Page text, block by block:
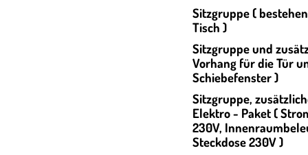
Sitzgruppe (
Tisch )
Sitzgruppe und
Vorhang für die Tür
Schiebefenster )
Sitzgruppe,
Elektro - Paket (
230V,
Steckdose 230V )